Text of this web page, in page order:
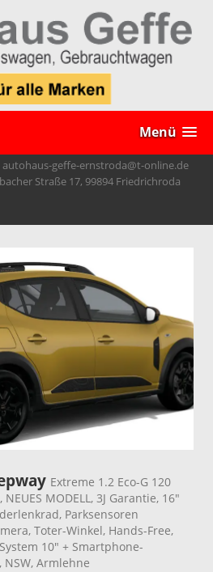
Menü
autohaus-geffe-ernstroda@t-online.de
Straße 17, 99894 Friedrichroda
Extreme 1.2 Eco-G 120
MODELL, 3J Garantie, 16"
Parksensoren
Toter-Winkel, Hands-Free,
10" + Smartphone-
NSW, Armlehne